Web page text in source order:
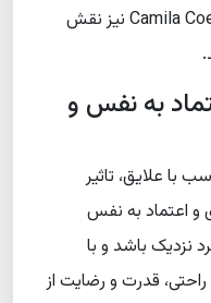
الهام‌بخش از بلاگرهای مد مثل Camila Coelho نیز نقش
به نفس و
با علایق، تاثیر
اعتماد به نفس
باشد و با
قدرت و رضایت از